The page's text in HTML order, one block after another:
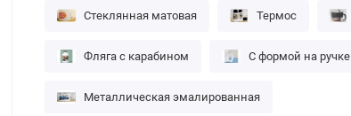
Стеклянная матовая Термос
Фляга с карабином С формой на ручке
Металлическая эмалированная